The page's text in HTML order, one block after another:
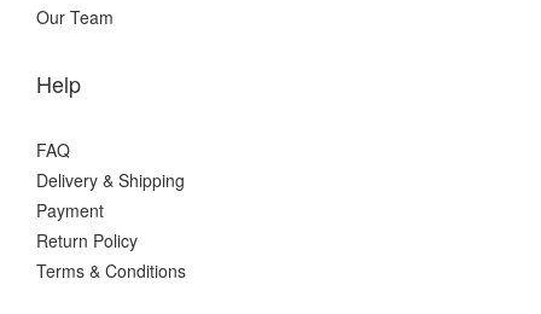
Our Team
Help
FAQ
Delivery & Shipping
Payment
Return Policy
Terms & Conditions